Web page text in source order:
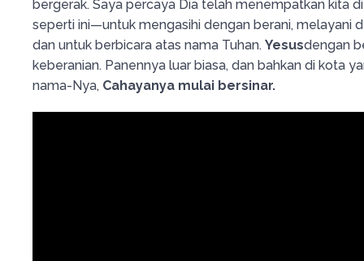
bergerak. Saya percaya Dia telah menempatkan kita
seperti ini—untuk mengasihi dengan berani, melayani
dan untuk berbicara atas nama Tuhan. Yesusdengan
keberanian. Panennya luar biasa, dan bahkan di kota
nama-Nya, Cahayanya mulai bersinar.